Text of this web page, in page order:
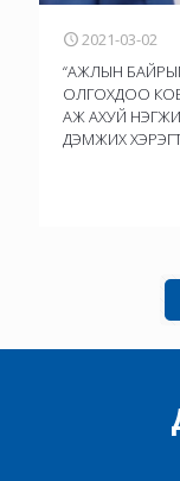
2021-03-02
“АЖЛЫН
ОЛГОХДОО
АЖ АХУЙ
ДЭМЖИХ